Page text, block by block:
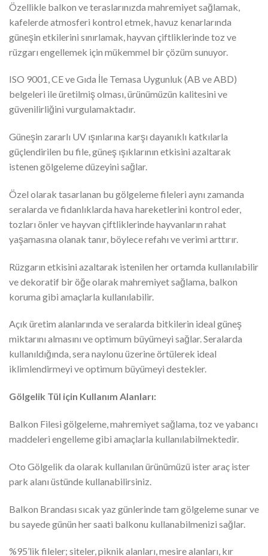
Özellikle balkon ve teraslarınızda mahremiyet sağlamak,
kafelerde atmosferi kontrol etmek, havuz kenarlarında
güneşin etkilerini sınırlamak, hayvan çiftliklerinde toz ve
rüzgarı engellemek için mükemmel bir çözüm sunuyor.
ISO 9001, CE ve Gıda İle Temasa Uygunluk (AB ve ABD)
belgeleri ile üretilmiş olması, ürünümüzün kalitesini ve
güvenilirliğini vurgulamaktadır.
Güneşin zararlı UV ışınlarına karşı dayanıklı katkılarla
güçlendirilen bu file, güneş ışıklarının etkisini azaltarak
istenen gölgeleme düzeyini sağlar.
Özel olarak tasarlanan bu gölgeleme fileleri aynı zamanda
seralarda ve fidanlıklarda hava hareketlerini kontrol eder,
tozları önler ve hayvan çiftliklerinde hayvanların rahat
yaşamasına olanak tanır, böylece refahı ve verimi arttırır.
Rüzgarın etkisini azaltarak istenilen her ortamda kullanılabilir
ve dekoratif bir öğe olarak mahremiyet sağlama, balkon
koruma gibi amaçlarla kullanılabilir.
Açık üretim alanlarında ve seralarda bitkilerin ideal güneş
miktarını almasını ve optimum büyümeyi sağlar. Seralarda
kullanıldığında, sera naylonu üzerine örtülerek ideal
iklimlendirmeyi ve optimum büyümeyi destekler.
Gölgelik Tül için Kullanım Alanları:
Balkon Filesi gölgeleme, mahremiyet sağlama, toz ve yabancı
maddeleri engelleme gibi amaçlarla kullanılabilmektedir.
Oto Gölgelik da olarak kullanılan ürünümüzü ister araç ister
park alanı üstünde kullanabilirsiniz.
Balkon Brandası sıcak yaz günlerinde tam gölgeleme sunar ve
bu sayede günün her saati balkonu kullanabilmenizi sağlar.
%95’lik fileler; siteler, piknik alanları, mesire alanları, kır